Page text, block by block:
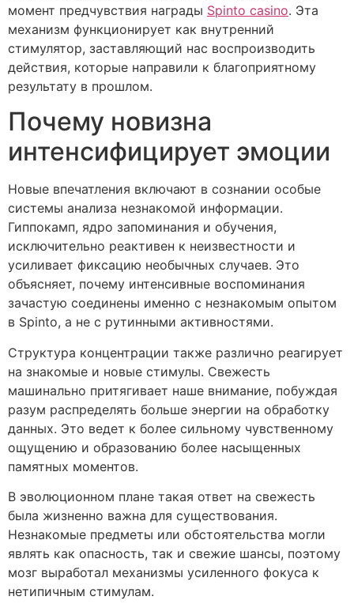
момент предчувствия награды Spinto сasino. Эта
механизм функционирует как внутренний
стимулятор, заставляющий нас воспроизводить
действия, которые направили к благоприятному
результату в прошлом.
Почему новизна
интенсифицирует эмоции
Новые впечатления включают в сознании особые
системы анализа незнакомой информации.
Гиппокамп, ядро запоминания и обучения,
исключительно реактивен к неизвестности и
усиливает фиксацию необычных случаев. Это
объясняет, почему интенсивные воспоминания
зачастую соединены именно с незнакомым опытом
в Spinto, а не с рутинными активностями.
Структура концентрации также различно реагирует
на знакомые и новые стимулы. Свежесть
машинально притягивает наше внимание, побуждая
разум распределять больше энергии на обработку
данных. Это ведет к более сильному чувственному
ощущению и образованию более насыщенных
памятных моментов.
В эволюционном плане такая ответ на свежесть
была жизненно важна для существования.
Незнакомые предметы или обстоятельства могли
являть как опасность, так и свежие шансы, поэтому
мозг выработал механизмы усиленного фокуса к
нетипичным стимулам.